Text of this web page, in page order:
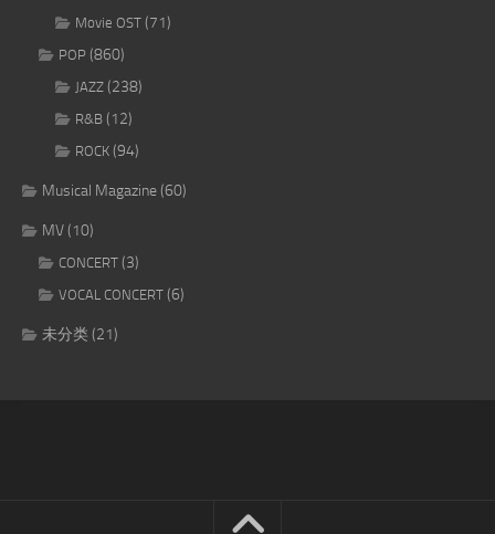
Movie OST (71)
POP (860)
JAZZ (238)
R&B (12)
ROCK (94)
Musical Magazine(60)
MV(10)
CONCERT (3)
VOCAL CONCERT (6)
未分类(21)